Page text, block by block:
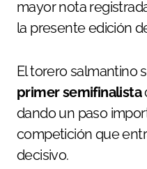
mayor nota
la presente edición
El torero salmantino
primer semifinalista
dando un paso
competición que
decisivo.